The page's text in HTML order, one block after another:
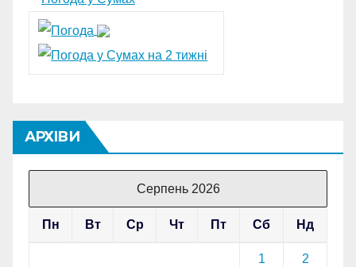
АРХІВИ
Серпень 2026
Пн Вт Ср Чт Пт Сб Нд
1 2